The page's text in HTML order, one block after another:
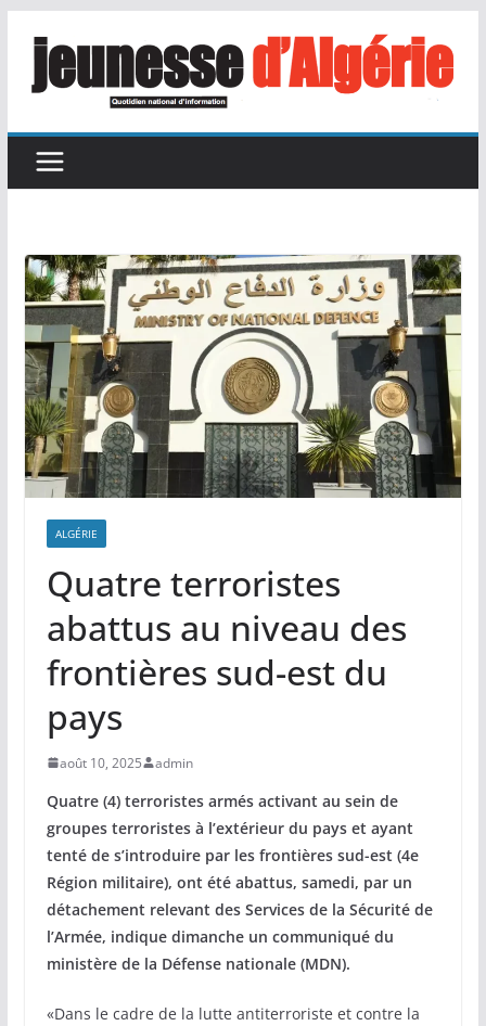
contenu
ALGÉRIE
Quatre terroristes
abattus au niveau des
frontières sud-est du
pays
août 10, 2025 admin
Quatre (4) terroristes armés activant au sein de
groupes terroristes à l’extérieur du pays et ayant
tenté de s’introduire par les frontières sud-est (4e
Région militaire), ont été abattus, samedi, par un
détachement relevant des Services de la Sécurité de
l’Armée, indique dimanche un communiqué du
ministère de la Défense nationale (MDN).
«Dans le cadre de la lutte antiterroriste et contre la